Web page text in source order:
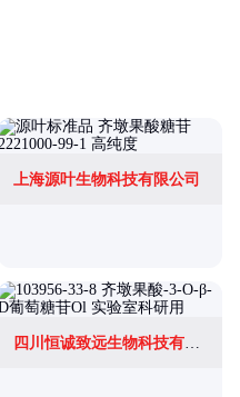
上海源叶生物科技有限公司